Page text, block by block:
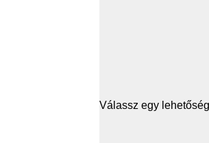
Válassz egy